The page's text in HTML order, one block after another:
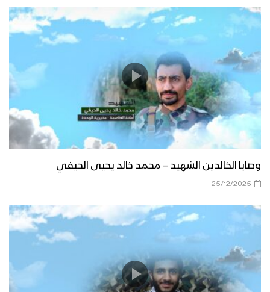
وصايا الخالدين الشهيد – محمد خالد يحيى الحيفي
25/12/2025